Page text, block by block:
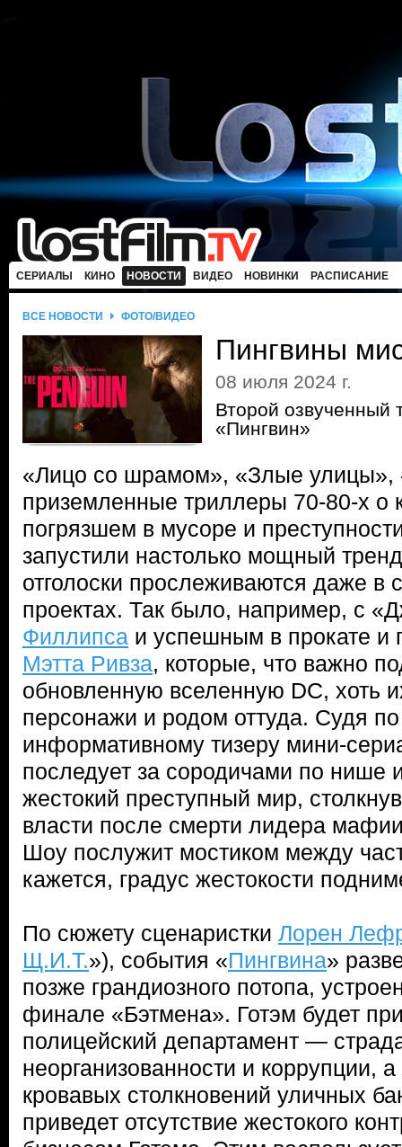
СЕРИАЛЫ КИНО НОВОСТИ ВИДЕО НОВИНКИ РАСПИСАНИЕ
ВСЕ НОВОСТИ ФОТО/ВИДЕО
Пингвины
08 июля 2024 г.
Второй озвученный
«Пингвин»
«Лицо со шрамом», «Злые улицы»,
приземленные триллеры 70-80-х о
погрязшем в мусоре и
запустили настолько мощный
отголоски прослеживаются даже в
проектах. Так было, например, с
Филлипса и успешным в прокате и
Мэтта Ривза, которые, что важно
обновленную вселенную DC, хоть
персонажи и родом оттуда. Судя
информативному тизеру мини-
последует за сородичами по нише
жестокий преступный мир,
власти после смерти лидера
Шоу послужит мостиком между
кажется, градус жестокости
По сюжету сценаристки Лорен
Щ.И.Т.»), события «Пингвина»
позже грандиозного потопа,
финале «Бэтмена». Готэм будет
полицейский департамент —
неорганизованности и коррупции,
кровавых столкновений уличных
приведет отсутствие жестокого